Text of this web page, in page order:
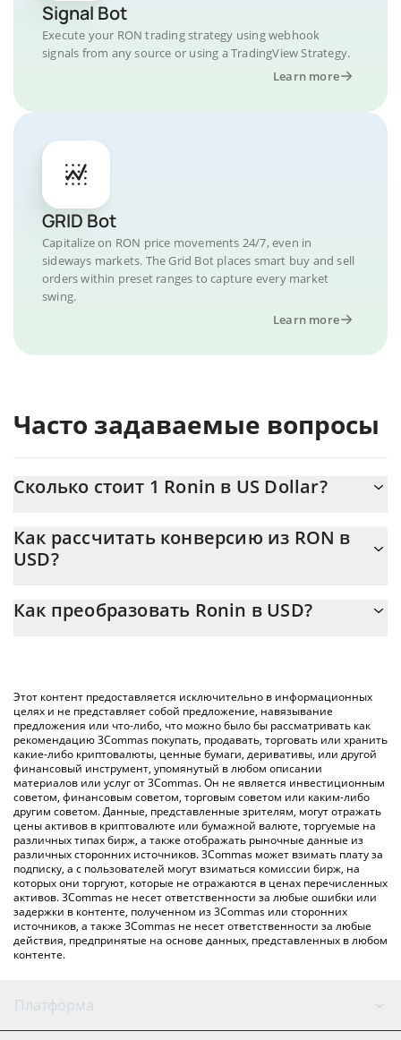
Signal Bot
Execute your RON trading strategy using webhook
signals from any source or using a TradingView Strategy.
Learn more
GRID Bot
Capitalize on RON price movements 24/7, even in
sideways markets. The Grid Bot places smart buy and sell
orders within preset ranges to capture every market
swing.
Learn more
Часто задаваемые вопросы
Сколько стоит 1 Ronin в US Dollar?
На данный момент 1 Ronin равно 0.050113 {toSymbol
Как рассчитать конверсию из RON в
USD?
цену конвертации RON в USD, просто введя сумму Ronin в
Вы также можете использовать приведенную выше таблицу
цен Ronin, чтобы проверить последние цены на Ronin в
основных фиатных и криптовалютах.
Как преобразовать Ronin в USD?
Этот контент предоставляется исключительно в информационных
целях и не представляет собой предложение, навязывание
предложения или что-либо, что можно было бы рассматривать как
рекомендацию 3Commas покупать, продавать, торговать или хранить
какие-либо криптовалюты, ценные бумаги, деривативы, или другой
финансовый инструмент, упомянутый в любом описании
материалов или услуг от 3Commas. Он не является инвестиционным
советом, финансовым советом, торговым советом или каким-либо
другим советом. Данные, представленные зрителям, могут отражать
цены активов в криптовалюте или бумажной валюте, торгуемые на
различных типах бирж, а также отображать рыночные данные из
различных сторонних источников. 3Commas может взимать плату за
подписку, а с пользователей могут взиматься комиссии бирж, на
которых они торгуют, которые не отражаются в ценах перечисленных
активов. 3Commas не несет ответственности за любые ошибки или
задержки в контенте, полученном из 3Commas или сторонних
источников, а также 3Commas не несет ответственности за любые
действия, предпринятые на основе данных, представленных в любом
контенте.
Платформа